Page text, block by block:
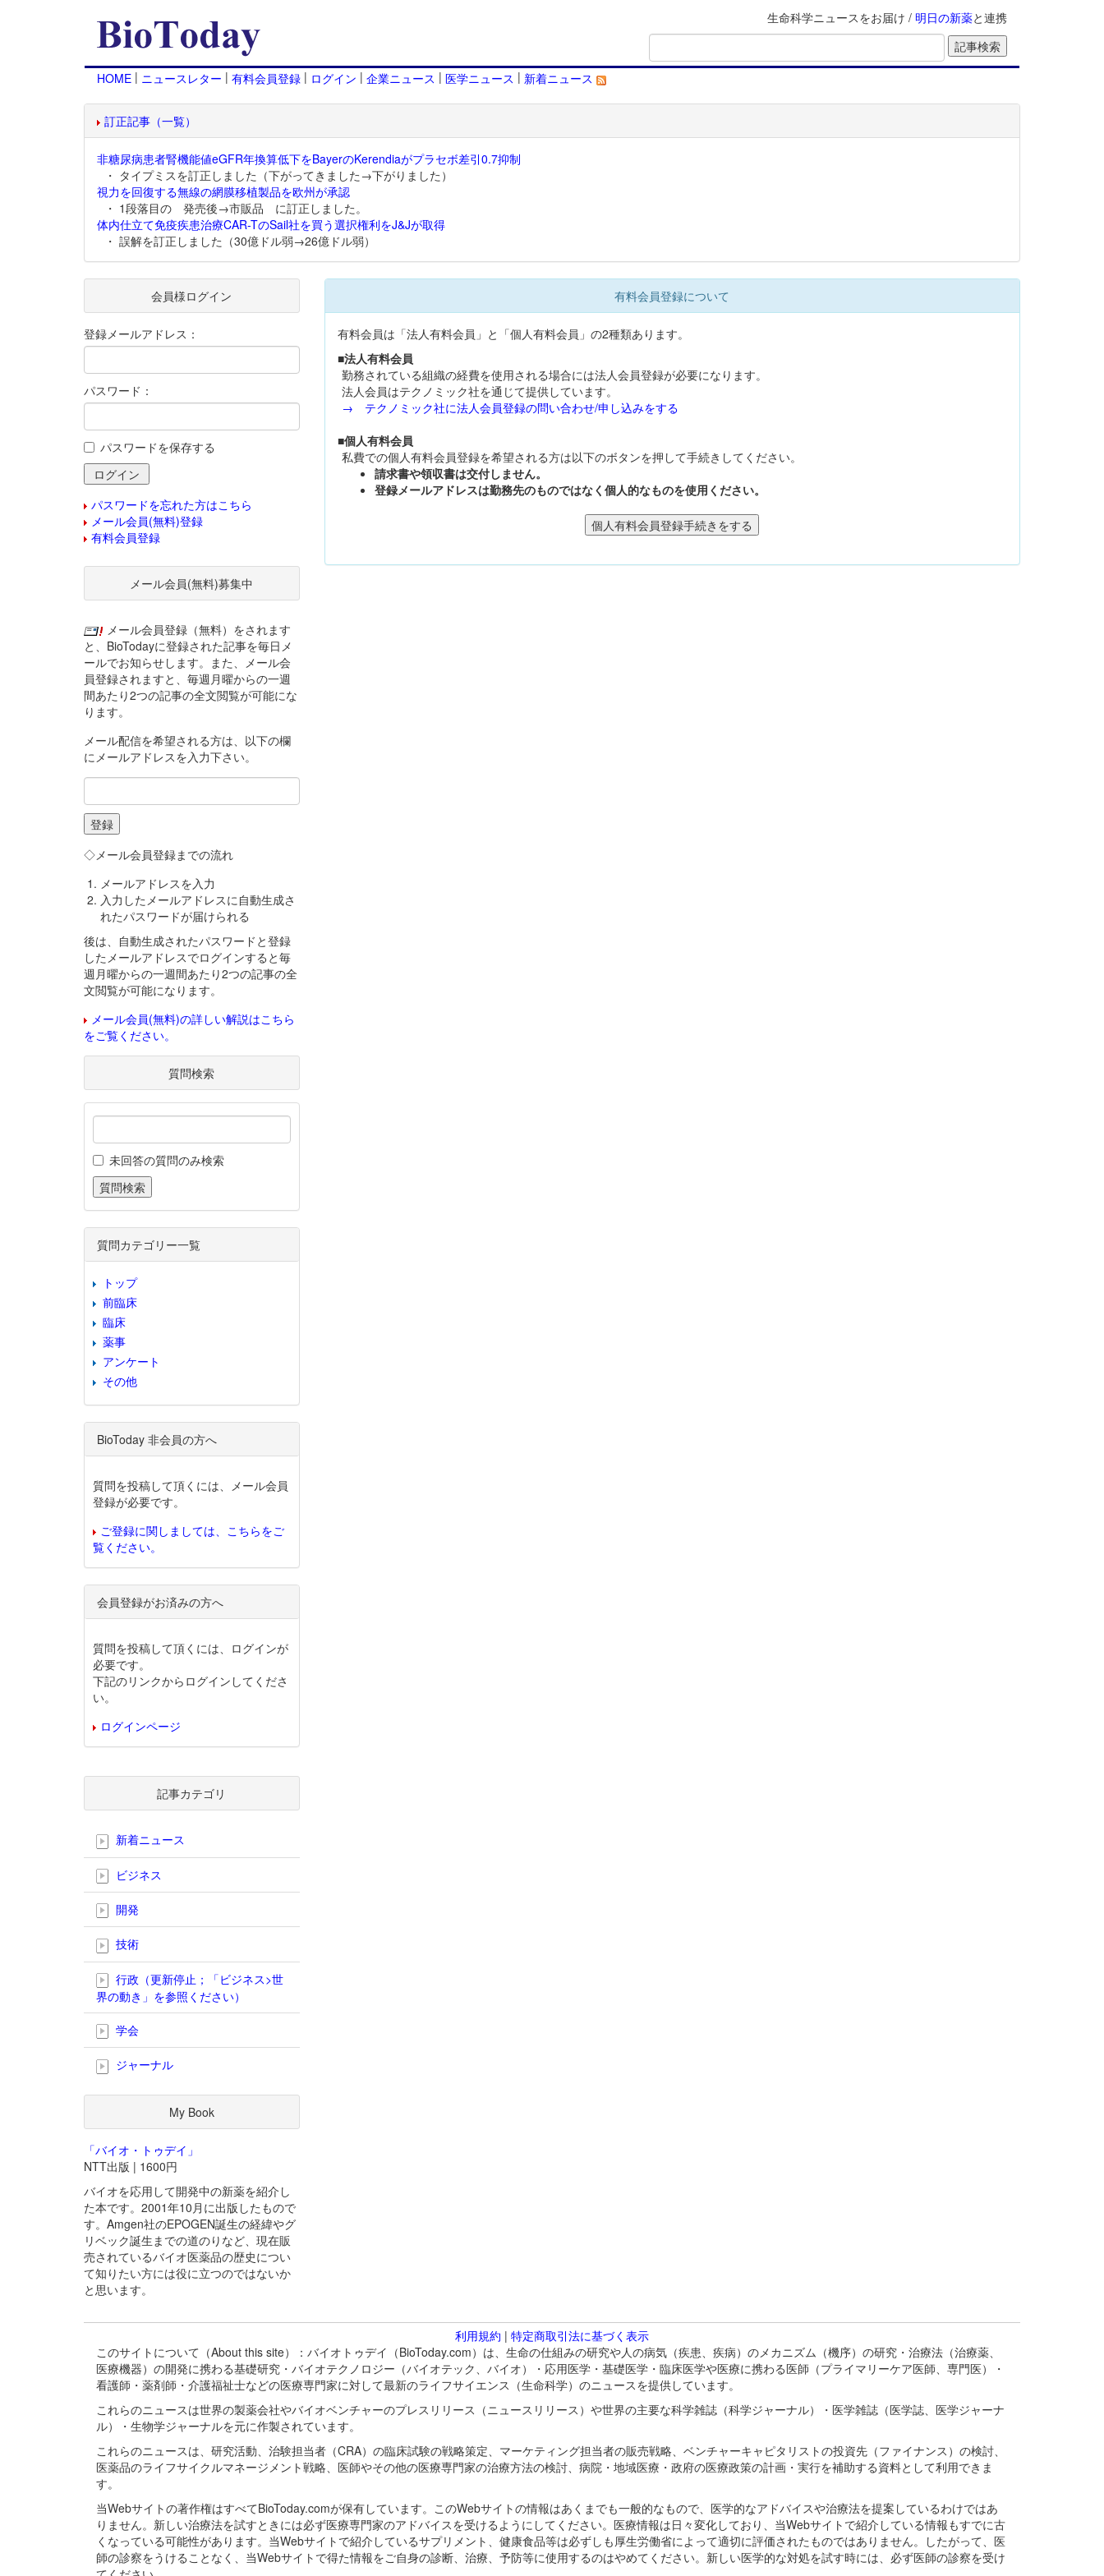
生命科学ニュースをお届け / 明日の新薬と連携
HOME | ニュースレター | 有料会員登録 | ログイン | 企業ニュース | 医学ニュース | 新着ニュース
訂正記事（一覧）
非糖尿病患者腎機能値eGFR年換算低下をBayerのKerendiaがプラセボ差引0.7抑制
・ タイプミスを訂正しました（下がってきました→下がりました）
視力を回復する無線の網膜移植製品を欧州が承認
・ 1段落目の 発売後→市販品 に訂正しました。
体内仕立て免疫疾患治療CAR-TのSail社を買う選択権利をJ&Jが取得
・ 誤解を訂正しました（30億ドル弱→26億ドル弱）
有料会員登録について
有料会員は「法人有料会員」と「個人有料会員」の2種類あります。
■法人有料会員
勤務されている組織の経費を使用される場合には法人会員登録が必要になります。
法人会員はテクノミック社を通じて提供しています。
→ テクノミック社に法人会員登録の問い合わせ/申し込みをする
■個人有料会員
私費での個人有料会員登録を希望される方は以下のボタンを押して手続きしてください。
請求書や領収書は交付しません。
登録メールアドレスは勤務先のものではなく個人的なものを使用ください。
会員様ログイン
登録メールアドレス：
パスワード：
パスワードを保存する
パスワードを忘れた方はこちら
メール会員(無料)登録
有料会員登録
メール会員(無料)募集中
メール会員登録（無料）をされます
と、BioTodayに登録された記事を毎日メ
ールでお知らせします。また、メール会
員登録されますと、毎週月曜からの一週
間あたり2つの記事の全文閲覧が可能にな
ります。
メール配信を希望される方は、以下の欄
にメールアドレスを入力下さい。
◇メール会員登録までの流れ
メールアドレスを入力
入力したメールアドレスに自動生成さ
れたパスワードが届けられる
後は、自動生成されたパスワードと登録
したメールアドレスでログインすると毎
週月曜からの一週間あたり2つの記事の全
文閲覧が可能になります。
メール会員(無料)の詳しい解説はこちら
をご覧ください。
質問検索
未回答の質問のみ検索
質問カテゴリー一覧
トップ
前臨床
臨床
薬事
アンケート
その他
BioToday 非会員の方へ
質問を投稿して頂くには、メール会員
登録が必要です。
ご登録に関しましては、こちらをご
覧ください。
会員登録がお済みの方へ
質問を投稿して頂くには、ログインが
必要です。
下記のリンクからログインしてくださ
い。
ログインページ
記事カテゴリ
新着ニュース
ビジネス
開発
技術
行政（更新停止；「ビジネス>世
界の動き」を参照ください）
学会
ジャーナル
My Book
「バイオ・トゥデイ」
NTT出版 | 1600円
バイオを応用して開発中の新薬を紹介し
た本です。2001年10月に出版したもので
す。Amgen社のEPOGEN誕生の経緯やグ
リベック誕生までの道のりなど、現在販
売されているバイオ医薬品の歴史につい
て知りたい方には役に立つのではないか
と思います。
利用規約 | 特定商取引法に基づく表示
このサイトについて（About this site）：バイオトゥデイ（BioToday.com）は、生命の仕組みの研究や人の病気（疾患、疾病）のメカニズム（機序）の研究・治療法（治療薬、
医療機器）の開発に携わる基礎研究・バイオテクノロジー（バイオテック、バイオ）・応用医学・基礎医学・臨床医学や医療に携わる医師（プライマリーケア医師、専門医）・
看護師・薬剤師・介護福祉士などの医療専門家に対して最新のライフサイエンス（生命科学）のニュースを提供しています。
これらのニュースは世界の製薬会社やバイオベンチャーのプレスリリース（ニュースリリース）や世界の主要な科学雑誌（科学ジャーナル）・医学雑誌（医学誌、医学ジャーナ
ル）・生物学ジャーナルを元に作製されています。
これらのニュースは、研究活動、治験担当者（CRA）の臨床試験の戦略策定、マーケティング担当者の販売戦略、ベンチャーキャピタリストの投資先（ファイナンス）の検討、
医薬品のライフサイクルマネージメント戦略、医師やその他の医療専門家の治療方法の検討、病院・地域医療・政府の医療政策の計画・実行を補助する資料として利用できま
す。
当Webサイトの著作権はすべてBioToday.comが保有しています。このWebサイトの情報はあくまでも一般的なもので、医学的なアドバイスや治療法を提案しているわけではあ
りません。新しい治療法を試すときには必ず医療専門家のアドバイスを受けるようにしてください。医療情報は日々変化しており、当Webサイトで紹介している情報もすでに古
くなっている可能性があります。当Webサイトで紹介しているサプリメント、健康食品等は必ずしも厚生労働省によって適切に評価されたものではありません。したがって、医
師の診察をうけることなく、当Webサイトで得た情報をご自身の診断、治療、予防等に使用するのはやめてください。新しい医学的な対処を試す時には、必ず医師の診察を受け